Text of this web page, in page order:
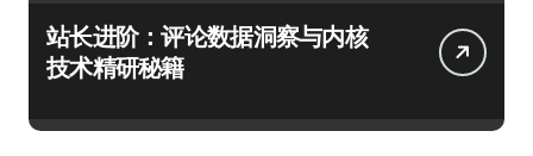
站长进阶：评论数据洞察与内核
技术精研秘籍